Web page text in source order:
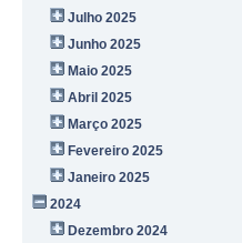
Julho 2025
Junho 2025
Maio 2025
Abril 2025
Março 2025
Fevereiro 2025
Janeiro 2025
2024
Dezembro 2024